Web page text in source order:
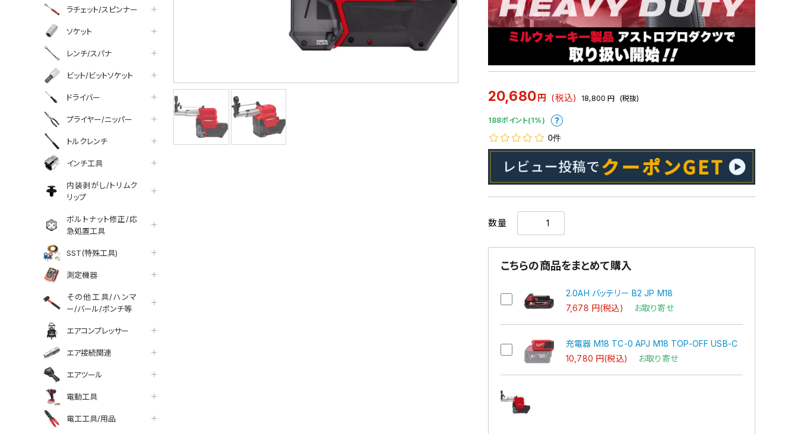
ラチェット/スピンナー
ソケット
レンチ/スパナ
ビット/ビットソケット
ドライバー
プライヤー/ニッパー
トルクレンチ
インチ工具
内装剥がし/トリムク
リップ
ボルトナット修正/応
急処置工具
SST(特殊工具)
測定機器
その他工具/ハンマ
ー/バール/ポンチ等
エアコンプレッサー
エア接続関連
エアツール
電動工具
電工工具/用品
20,680円 (税込) 18,800 円 (税抜)
188ポイント(1%)
0件
数量
こちらの商品をまとめて購入
2.0AH バッテリー B2 JP M18
7,678 円(税込)
お取り寄せ
充電器 M18 TC-0 APJ M18 TOP-OFF USB-C
10,780 円(税込)
お取り寄せ